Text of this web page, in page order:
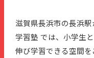
滋賀県長浜市の長浜
学習塾 では、小学生
伸び学習できる空間